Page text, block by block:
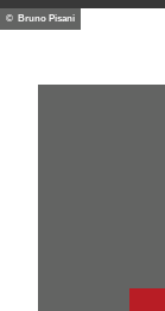
© Bruno Pisani